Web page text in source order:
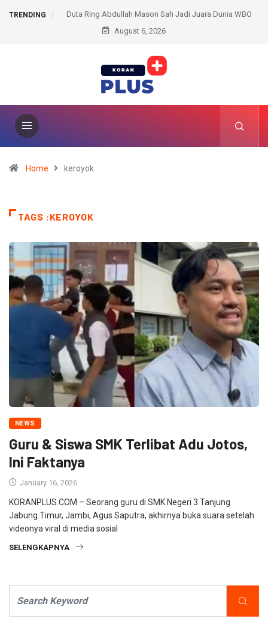
TRENDING
Sah Jadi Juara Dunia WBO
159 Personel Polda Sumsel Dilatih Jadi
Bentengi Pelajar dari Ancaman
August 6, 2026
Home keroyok
TAGS :KEROYOK
NEWS
Guru & Siswa SMK Terlibat Adu Jotos,
Ini Faktanya
January 16, 2026
KORANPLUS.COM – Seorang guru di SMK Negeri 3 Tanjung
Jabung Timur, Jambi, Agus Saputra, akhirnya buka suara setelah
videonya viral di media sosial
SELENGKAPNYA